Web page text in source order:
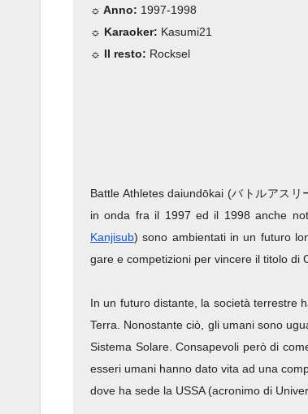
☼ Anno: 1997-1998
☼ Karaoker: Kasumi21
☼ Il resto: Rocksel
Battle Athletes daiundōkai (バトルアス
in onda fra il 1997 ed il 1998 anche
Kanjisub) sono ambientati in un futuro
gare e competizioni per vincere il titolo di
In un futuro distante, la società terrestre
Terra. Nonostante ciò, gli umani sono
Sistema Solare. Consapevoli però di
esseri umani hanno dato vita ad una
dove ha sede la USSA (acronimo di